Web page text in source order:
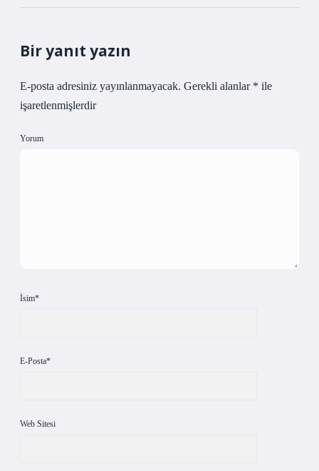
Bir yanıt yazın
E-posta adresiniz yayınlanmayacak. Gerekli alanlar * ile
işaretlenmişlerdir
Yorum
İsim*
E-Posta*
Web Sitesi